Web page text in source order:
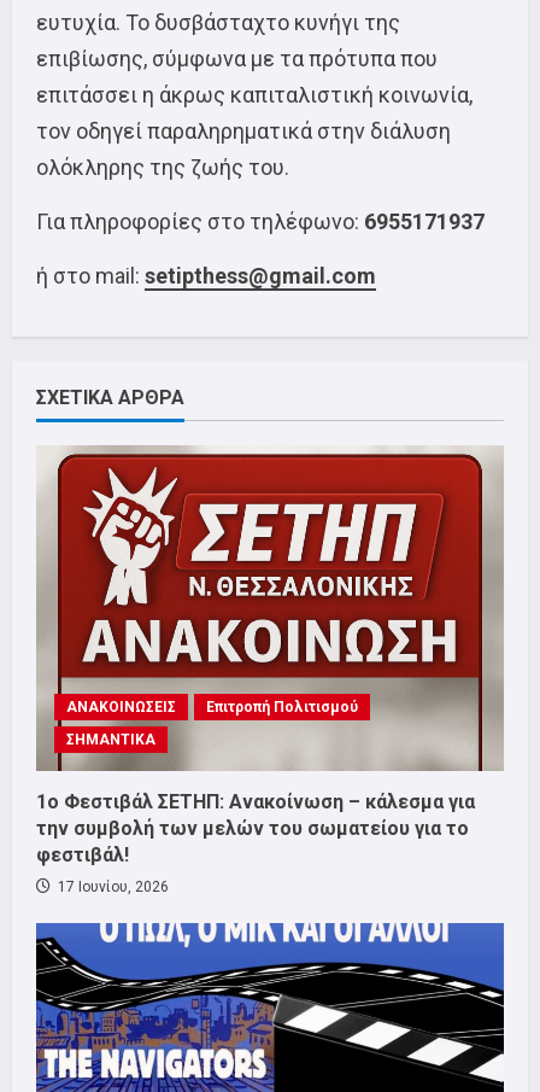
ευτυχία. Το δυσβάσταχτο κυνήγι της
επιβίωσης, σύμφωνα με τα πρότυπα που
επιτάσσει η άκρως καπιταλιστική κοινωνία,
τον οδηγεί παραληρηματικά στην διάλυση
ολόκληρης της ζωής του.
Για πληροφορίες στο τηλέφωνο: 6955171937
ή στο mail: setipthess@gmail.com
ΣΧΕΤΙΚΑ ΑΡΘΡΑ
ΑΝΑΚΟΙΝΩΣΕΙΣ
Επιτροπή Πολιτισμού
ΣΗΜΑΝΤΙΚΑ
1o Φεστιβάλ ΣΕΤΗΠ: Ανακοίνωση – κάλεσμα για
την συμβολή των μελών του σωματείου για το
φεστιβάλ!
17 Ιουνίου, 2026